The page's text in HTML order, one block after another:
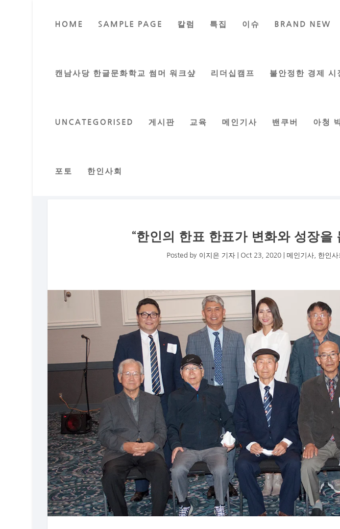
HOME SAMPLE PAGE 칼럼 특집 이슈 BRAND NEW
캔남사당 한글문화학교 썸머 워크샾 리더십캠프 불안정한 경제 시
UNCATEGORISED 게시판 교육 메인기사 밴쿠버 아청
포토 한인사회
“한인의 한표 한표가 변화와 성장을
Posted by 이지은 기자| Oct 23, 2020| 메인기사, 한인사